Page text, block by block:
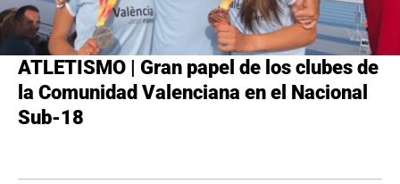
ATLETISMO | Gran papel de los clubes de
la Comunidad Valenciana en el Nacional
Sub-18